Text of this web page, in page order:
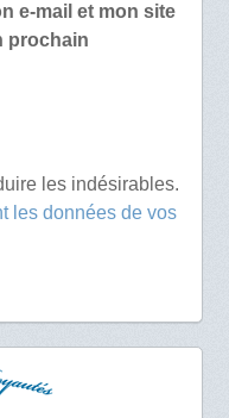
e-mail et mon site
prochain
les indésirables.
les données de vos